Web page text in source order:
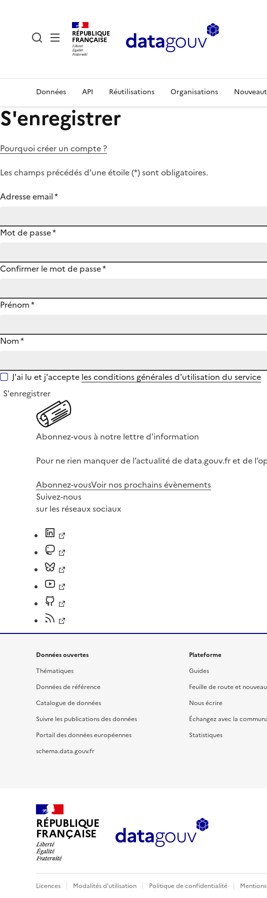
RÉPUBLIQUE
FRANÇAISE
Données API Réutilisations Organisations
S'enregistrer
Pourquoi créer un compte ?
Les champs précédés d'une étoile (*) sont obligatoires.
Adresse email*
Mot de passe*
Confirmer le mot de passe*
Prénom*
Nom*
J'ai lu et j'accepte les conditions générales d'utilisation du service
S'enregistrer
Abonnez-vous à notre lettre d'information
Pour ne rien manquer de l’actualité de data.gouv.fr et de
Abonnez-vousVoir nos prochains évènements
Suivez-nous
sur les réseaux sociaux
Données ouvertes
Thématiques
Données de référence
Catalogue de données
Suivre les publications des données
Portail des données européennes
schema.data.gouv.fr
Plateforme
Guides
Feuille de route et
Nous écrire
Échangez avec la
Statistiques
RÉPUBLIQUE
FRANÇAISE
Licences Modalités d'utilisation Politique de confidentialité